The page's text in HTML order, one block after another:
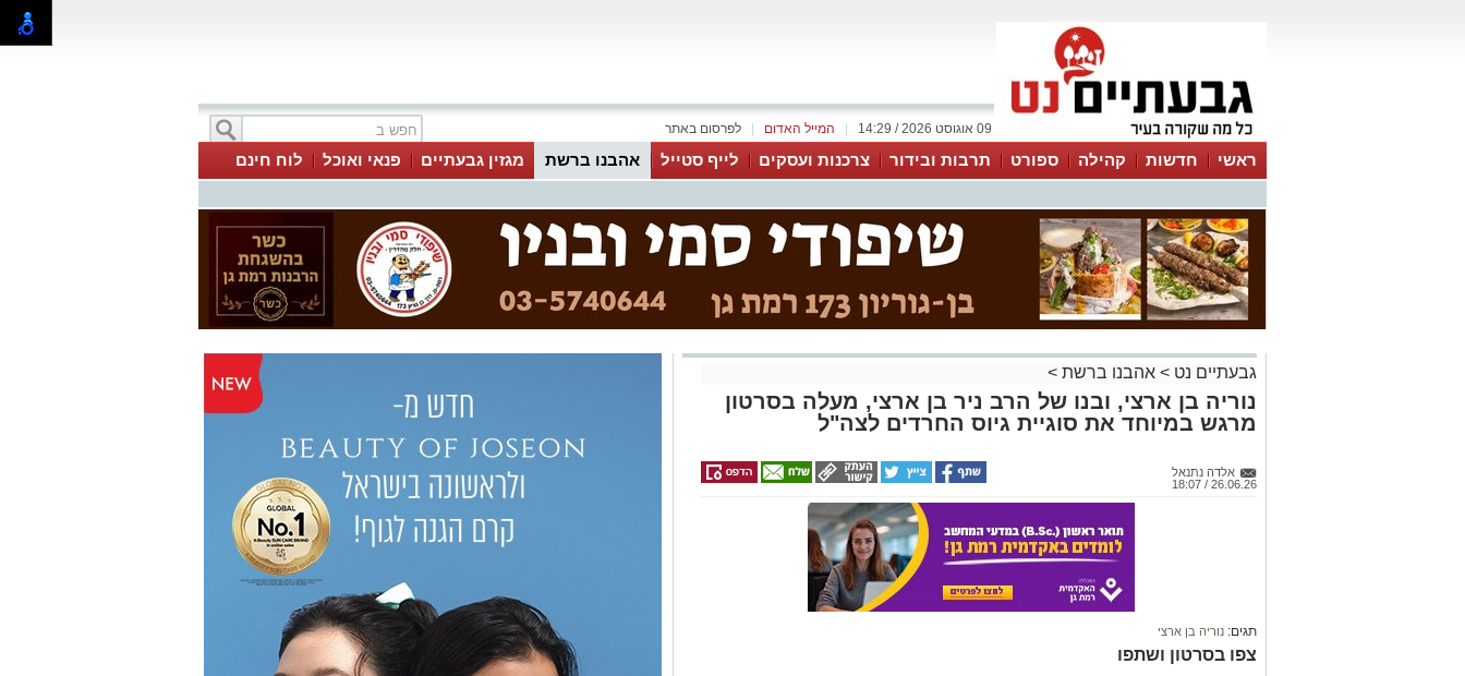
לפרסום באתר המייל האדום 09 אוגוסט 2026 / 14:29
ראשי חדשות קהילה ספורט תרבות ובידור צרכנות ועסקים לייף סטייל אהבנו ברשת מגזין גבעתיים פנאי ואוכל לוח חינם
גבעתיים נט > אהבנו ברשת >
נוריה בן ארצי, ובנו של הרב ניר בן ארצי, מעלה בסרטון
מרגש במיוחד את סוגיית גיוס החרדים לצה"ל
אלדה נתנאל
26.06.26 / 18:07
תגים: נוריה בן ארצי
צפו בסרטון ושתפו